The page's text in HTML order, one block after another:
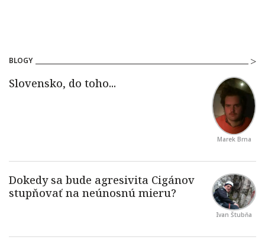
BLOGY
Marek Brna
Ivan Štubňa